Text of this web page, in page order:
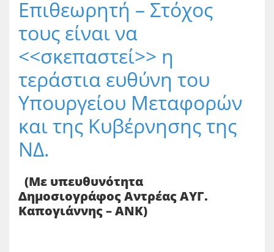
Επιθεωρητή – Στόχος
τους είναι να
<<σκεπαστεί>> η
τεράστια ευθύνη του
Υπουργείου Μεταφορών
και της Κυβέρνησης της
ΝΔ.
(Με υπευθυνότητα
Δημοσιογράφος Αντρέας ΑΥΓ.
Καπογιάννης – ΑΝΚ)